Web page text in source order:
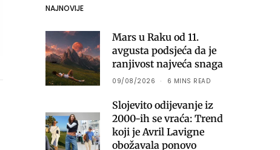
NAJNOVIJE
Mars u Raku od 11.
avgusta podsjeća da je
ranjivost najveća snaga
09/08/2026 6 MINS READ
Slojevito odijevanje iz
2000-ih se vraća: Trend
koji je Avril Lavigne
obožavala ponovo